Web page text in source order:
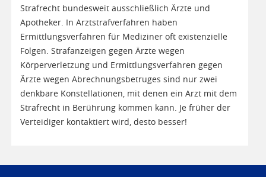
Strafrecht bundesweit ausschließlich Ärzte und
Apotheker. In Arztstrafverfahren haben
Ermittlungsverfahren für Mediziner oft existenzielle
Folgen. Strafanzeigen gegen Ärzte wegen
Körperverletzung und Ermittlungsverfahren gegen
Ärzte wegen Abrechnungsbetruges sind nur zwei
denkbare Konstellationen, mit denen ein Arzt mit dem
Strafrecht in Berührung kommen kann. Je früher der
Verteidiger kontaktiert wird, desto besser!